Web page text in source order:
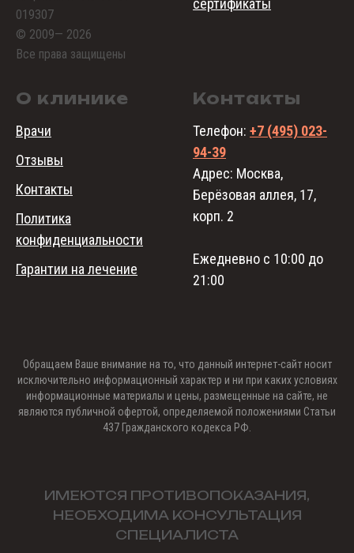
019307
© 2009— 2026
Все права защищены
сертификаты
О клинике
Врачи
Отзывы
Контакты
Политика
конфиденциальности
Гарантии на лечение
Контакты
Телефон: +7 (495) 023-
94-39
Адрес: Москва,
Берёзовая аллея, 17,
корп. 2
Ежедневно с 10:00 до
21:00
Обращаем Ваше внимание на то, что данный интернет-сайт носит
исключительно информационный характер и ни при каких условиях
информационные материалы и цены, размещенные на сайте, не
являются публичной офертой, определяемой положениями Статьи
437 Гражданского кодекса РФ.
ИМЕЮТСЯ ПРОТИВОПОКАЗАНИЯ,
НЕОБХОДИМА КОНСУЛЬТАЦИЯ
СПЕЦИАЛИСТА